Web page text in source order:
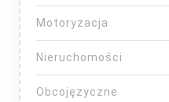
Motoryzacja
Nieruchomości
Obcojęzyczne